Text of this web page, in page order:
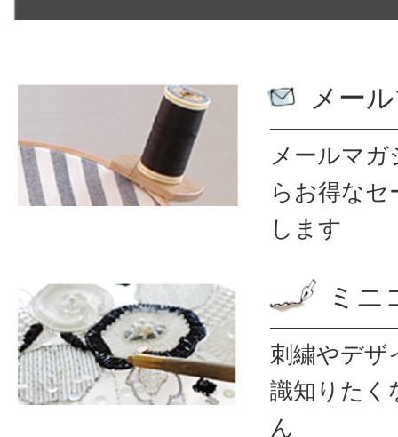
メー
メールマ
ら お得なセ
します
ミニ
刺繍やデザ
識知りたく
ん